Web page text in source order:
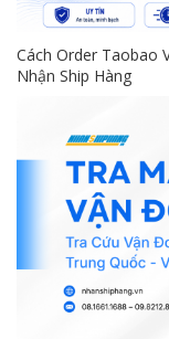
Cách Order Taobao
Nhận Ship Hàng